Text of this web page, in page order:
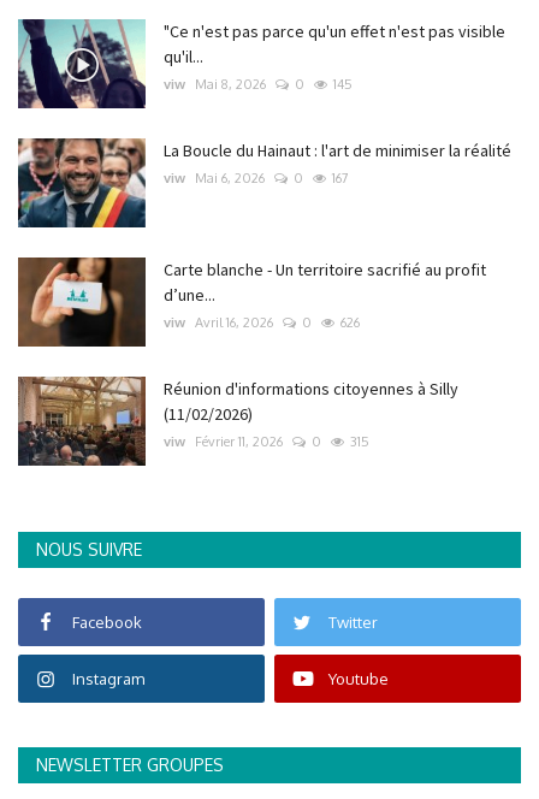
"Ce n'est pas parce qu'un effet n'est pas visible
qu'il...
viw Mai 8, 2026 0 145
La Boucle du Hainaut : l'art de minimiser la réalité
viw Mai 6, 2026 0 167
Carte blanche - Un territoire sacrifié au profit
d’une...
viw Avril 16, 2026 0 626
Réunion d'informations citoyennes à Silly
(11/02/2026)
viw Février 11, 2026 0 315
NOUS SUIVRE
Facebook Twitter
Instagram Youtube
NEWSLETTER GROUPES